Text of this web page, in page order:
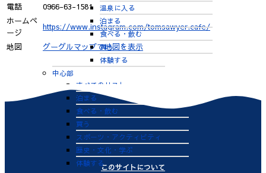
温泉に入る
泊まる
食べる・飲む
買う
体験する
中心部
すべてのリスト
泊まる
食べる・飲む
買う
スポーツ・アクティビティ
歴史・文化・学ぶ
体験する
電話
0966-63-1581
ホームペ
ージ
https://www.instagram.com/tomsawyer.cafe/
地図
グーグルマップで地図を表示
このサイトについて